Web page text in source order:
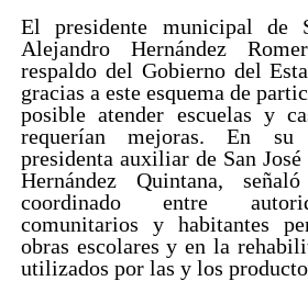
El presidente municipal de
Alejandro Hernández
respaldo del Gobierno del
gracias a este esquema de
posible atender escuelas y
requerían mejoras. En su
presidenta auxiliar de San
Hernández Quintana,
coordinado entre
comunitarios y habitantes
obras escolares y en la
utilizados por las y los